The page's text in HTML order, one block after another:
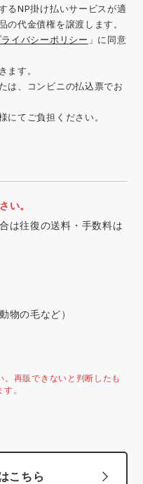
るNP掛け払いサービスが適
の代金債権を譲渡します。
イバシーポリシー 」に同意
ます。
は、コンビニの払込票でお
てご負担ください。
い。
は往復の送料・手数料は
物の毛など）
再販できないと判断したも
。
こちら